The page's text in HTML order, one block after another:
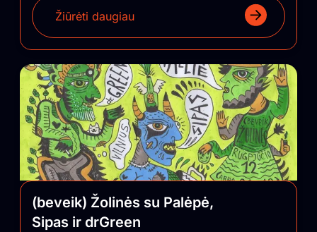
Žiūrėti daugiau
(beveik) Žolinės su Palėpė,
Sipas ir drGreen